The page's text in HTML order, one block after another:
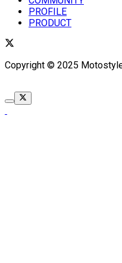
PROFILE
PRODUCT
Copyright © 2025